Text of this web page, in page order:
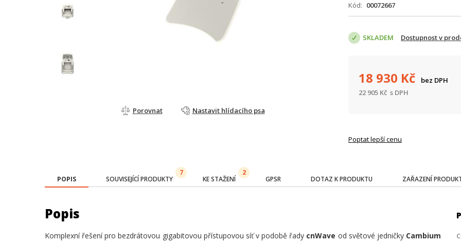
Porovnat Nastavit hlídacího psa
Kód
00072667
SKLADEM Dostupnost v
18 930 Kč
bez DPH
22 905 Kč s DPH
Poptat lepší cenu
POPIS SOUVISEJÍCÍ PRODUKTY
7
KE STAŽENÍ
2
GPSR DOTAZ K PRODUKTU ZAŘAZENÍ
Popis
Komplexní řešení pro bezdrátovou gigabitovou přístupovou síť v podobě řady cnWave od světové jedničky Cambium